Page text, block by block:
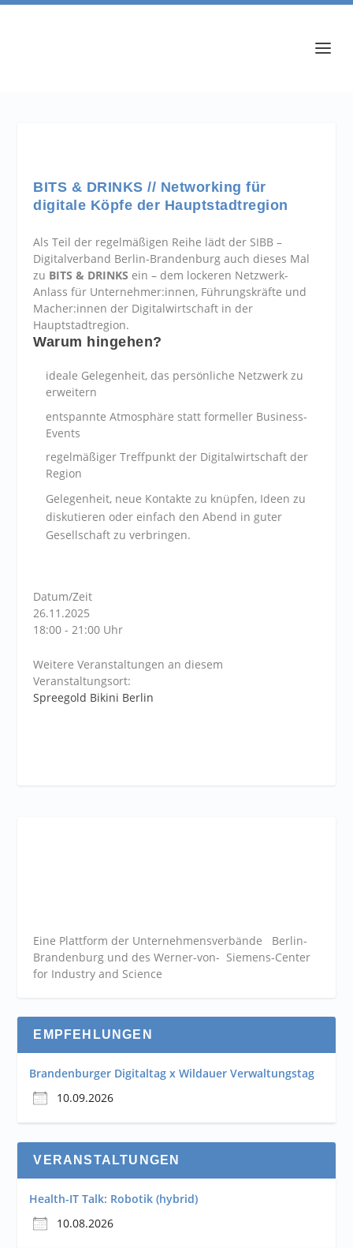
BITS & DRINKS // Networking für
digitale Köpfe der Hauptstadtregion
Als Teil der regelmäßigen Reihe lädt der SIBB –
Digitalverband Berlin‑Brandenburg auch dieses Mal
zu BITS & DRINKS ein – dem lockeren Netzwerk-
Anlass für Unternehmer:innen, Führungskräfte und
Macher:innen der Digitalwirtschaft in der
Hauptstadtregion.
Warum hingehen?
ideale Gelegenheit, das persönliche Netzwerk zu
erweitern
entspannte Atmosphäre statt formeller Business-
Events
regelmäßiger Treffpunkt der Digitalwirtschaft der
Region
Gelegenheit, neue Kontakte zu knüpfen, Ideen zu
diskutieren oder einfach den Abend in guter
Gesellschaft zu verbringen.
Datum/Zeit
26.11.2025
18:00 - 21:00 Uhr
Weitere Veranstaltungen an diesem
Veranstaltungsort:
Spreegold Bikini Berlin
Eine Plattform der Unternehmensverbände Berlin-
Brandenburg und des Werner-von- Siemens-Center
for Industry and Science
EMPFEHLUNGEN
Brandenburger Digitaltag x Wildauer Verwaltungstag
10.09.2026
VERANSTALTUNGEN
Health-IT Talk: Robotik (hybrid)
10.08.2026